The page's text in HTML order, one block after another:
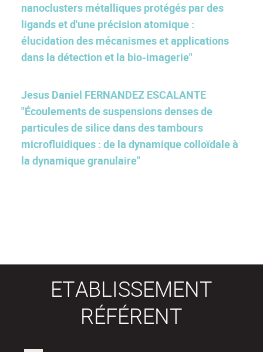
nanoclusters métalliques protégés par des
ligands et d'une précision atomique :
élucidation des mécanismes et applications
dans la détection et la bio-imagerie"
Jesus Daniel FERNANDEZ ESCALANTE
"Écoulements de suspensions denses de
particules de silice dans des tambours
microfluidiques : de la dynamique colloïdale à
la dynamique granulaire"
ETABLISSEMENT
RÉFÉRENT